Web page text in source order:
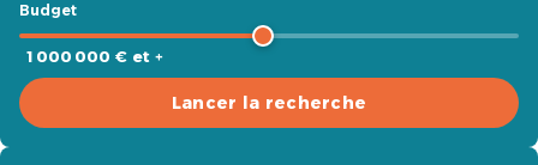
Budget
1 000 000 € et +
Lancer la recherche